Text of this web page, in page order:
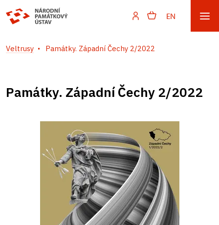
EN
Veltrusy Památky. Západní Čechy 2/2022
Památky. Západní Čechy 2/2022